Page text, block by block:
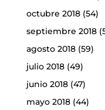
octubre 2018(54)
septiembre 2018
agosto 2018(59)
julio 2018(49)
junio 2018(47)
mayo 2018(44)